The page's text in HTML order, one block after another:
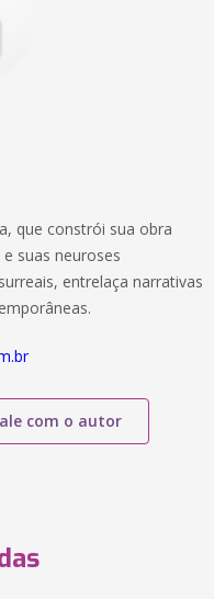
que constrói sua obra
suas neuroses
entrelaça narrativas
com o autor